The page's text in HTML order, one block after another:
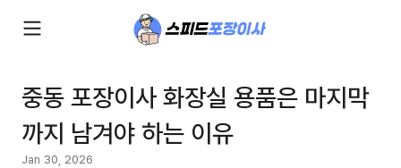
중동 포장이사 화장실 용품은 마지막
까지 남겨야 하는 이유
Jan 30, 2026